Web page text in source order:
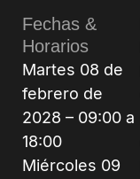
Fechas &
Horarios
Martes 08 de
febrero de
2028 – 09:00 a
18:00
Miércoles 09